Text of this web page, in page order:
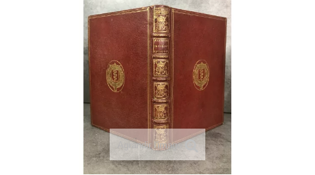
Agrandir l'image